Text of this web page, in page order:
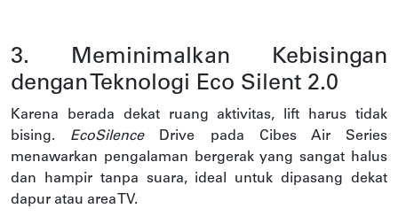
3. Meminimalkan Kebisingan
dengan Teknologi Eco Silent 2.0
Karena berada dekat ruang aktivitas, lift harus tidak
bising. EcoSilence
Drive pada Cibes Air Series
menawarkan pengalaman bergerak yang sangat halus
dan hampir tanpa suara, ideal untuk dipasang dekat
dapur atau area TV.